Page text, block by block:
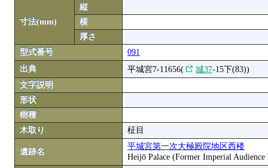
寸法(mm)
縦
横
厚さ
型式番号
091
出典
平城宮7-11656( 城37-15下(83))
文字説明
形状
樹種
木取り
柾目
遺跡名
平城宮第一次大極殿院地区西楼
Heijō Palace (Former Imperial